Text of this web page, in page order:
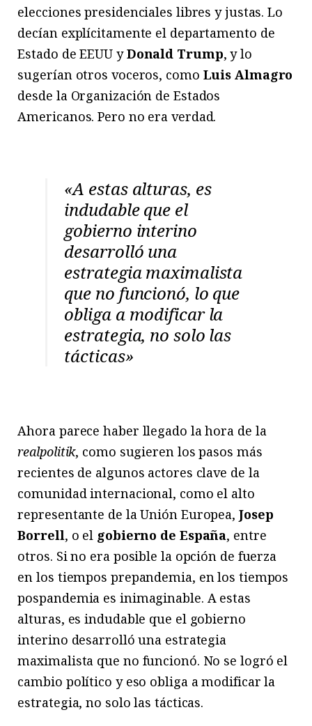
elecciones presidenciales libres y justas. Lo
decían explícitamente el departamento de
Estado de EEUU yDonald Trump, y lo
sugerían otros voceros, como Luis Almagro
desde la Organización de Estados
Americanos. Pero no era verdad.
«A estas alturas, es
indudable que el
gobierno interino
desarrolló una
estrategia maximalista
que no funcionó, lo que
obliga a modificar la
estrategia, no solo las
tácticas»
Ahora parece haber llegado la hora de la
realpolitik, como sugieren los pasos más
recientes de algunos actores clave de la
comunidad internacional, como el alto
representante de la Unión Europea, Josep
Borrell, o el gobierno de España, entre
otros. Si no era posible la opción de fuerza
en los tiempos prepandemia, en los tiempos
pospandemia es inimaginable. A estas
alturas, es indudable que el gobierno
interino desarrolló una estrategia
maximalista que no funcionó. No se logró el
cambio político y eso obliga a modificar la
estrategia, no solo las tácticas.